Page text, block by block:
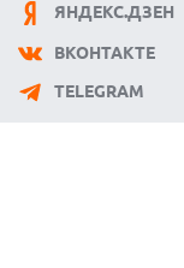
ЯНДЕКС.ДЗЕН
ВКОНТАКТЕ
TELEGRAM